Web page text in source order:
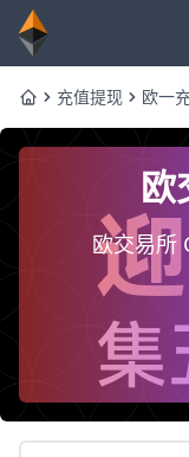
Home充值提现 欧一
欧
终身
（每
欧交易所